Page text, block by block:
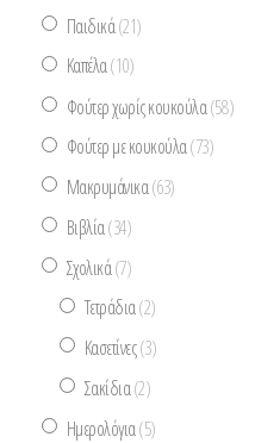
Παιδικά(21)
Καπέλα(10)
Φούτερ χωρίς κουκούλα(58)
Φούτερ με κουκούλα(73)
Μακρυμάνικα(63)
Βιβλία(34)
Σχολικά(7)
Τετράδια(2)
Κασετίνες(3)
Σακίδια(2)
Ημερολόγια(5)